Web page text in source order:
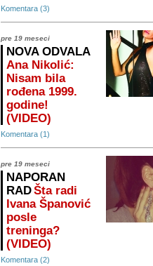
Komentara (3)
pre 19 meseci
NOVA ODVALA
Ana Nikolić:
Nisam bila
rođena 1999.
godine!
(VIDEO)
Komentara (1)
pre 19 meseci
NAPORAN
RADŠta radi
Ivana Španović
posle
treninga?
(VIDEO)
Komentara (2)